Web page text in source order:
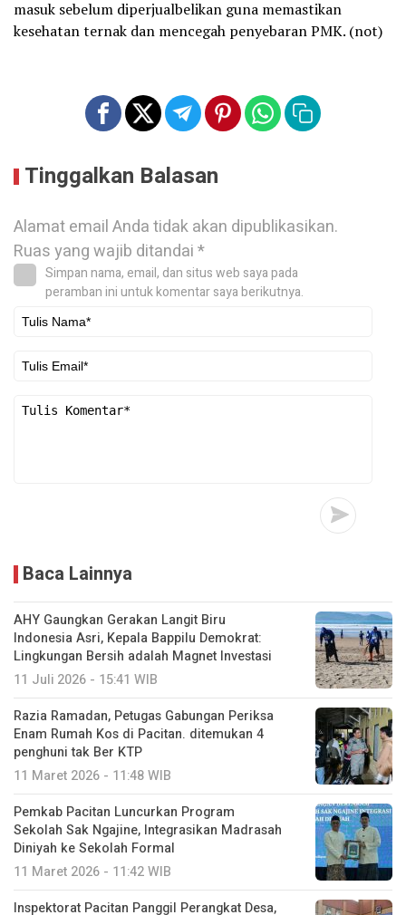
masuk sebelum diperjualbelikan guna memastikan
kesehatan ternak dan mencegah penyebaran PMK. (not)
Tinggalkan Balasan
Alamat email Anda tidak akan dipublikasikan.
Ruas yang wajib ditandai*
Simpan nama, email, dan situs web saya pada
peramban ini untuk komentar saya berikutnya.
Baca Lainnya
AHY Gaungkan Gerakan Langit Biru
Indonesia Asri, Kepala Bappilu Demokrat:
Lingkungan Bersih adalah Magnet Investasi
11 Juli 2026 - 15:41 WIB
Razia Ramadan, Petugas Gabungan Periksa
Enam Rumah Kos di Pacitan. ditemukan 4
penghuni tak Ber KTP
11 Maret 2026 - 11:48 WIB
Pemkab Pacitan Luncurkan Program
Sekolah Sak Ngajine, Integrasikan Madrasah
Diniyah ke Sekolah Formal
11 Maret 2026 - 11:42 WIB
Inspektorat Pacitan Panggil Perangkat Desa,